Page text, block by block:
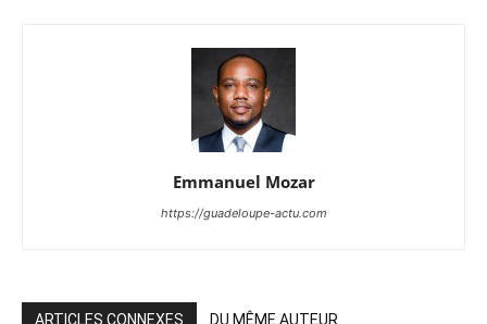
Emmanuel Mozar
https://guadeloupe-actu.com
ARTICLES CONNEXES DU MÊME AUTEUR